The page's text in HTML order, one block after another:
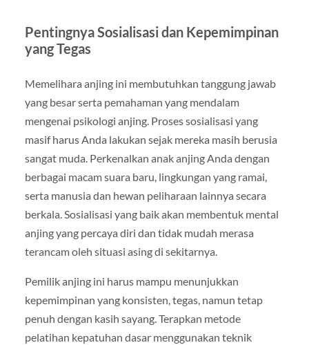
Pentingnya Sosialisasi dan Kepemimpinan
yang Tegas
Memelihara anjing ini membutuhkan tanggung jawab
yang besar serta pemahaman yang mendalam
mengenai psikologi anjing. Proses sosialisasi yang
masif harus Anda lakukan sejak mereka masih berusia
sangat muda. Perkenalkan anak anjing Anda dengan
berbagai macam suara baru, lingkungan yang ramai,
serta manusia dan hewan peliharaan lainnya secara
berkala. Sosialisasi yang baik akan membentuk mental
anjing yang percaya diri dan tidak mudah merasa
terancam oleh situasi asing di sekitarnya.
Pemilik anjing ini harus mampu menunjukkan
kepemimpinan yang konsisten, tegas, namun tetap
penuh dengan kasih sayang. Terapkan metode
pelatihan kepatuhan dasar menggunakan teknik